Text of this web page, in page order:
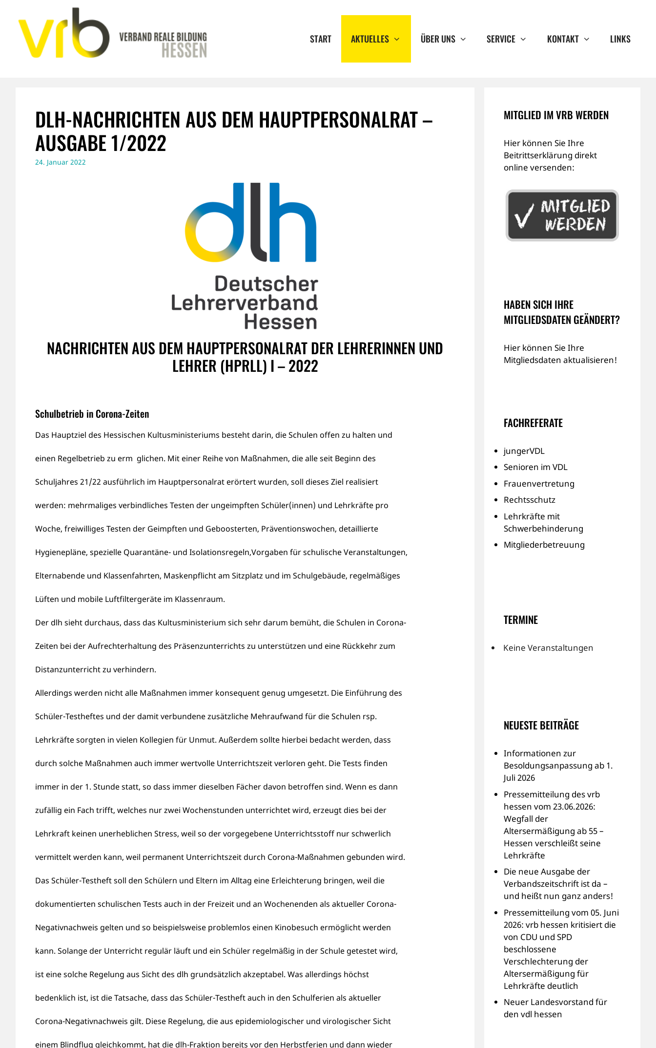
Inhalt
springen
START AKTUELLES ÜBER UNS SERVICE KONTAKT LINKS
DLH-NACHRICHTEN AUS DEM HAUPTPERSONALRAT –
AUSGABE 1/2022
24. Januar 2022
NACHRICHTEN AUS DEM HAUPTPERSONALRAT DER LEHRERINNEN UND
LEHRER (HPRLL) I – 2022
Schulbetrieb in Corona-Zeiten
Das Hauptziel des Hessischen Kultusministeriums besteht darin, die Schulen offen zu halten und
einen Regelbetrieb zu erm glichen. Mit einer Reihe von Maßnahmen, die alle seit Beginn des
Schuljahres 21/22 ausführlich im Hauptpersonalrat erörtert wurden, soll dieses Ziel realisiert
werden: mehrmaliges verbindliches Testen der ungeimpften Schüler(innen) und Lehrkräfte pro
Woche, freiwilliges Testen der Geimpften und Geboosterten, Präventionswochen, detaillierte
Hygienepläne, spezielle Quarantäne- und Isolationsregeln,Vorgaben für schulische Veranstaltungen,
Elternabende und Klassenfahrten, Maskenpflicht am Sitzplatz und im Schulgebäude, regelmäßiges
Lüften und mobile Luftfiltergeräte im Klassenraum.
Der dlh sieht durchaus, dass das Kultusministerium sich sehr darum bemüht, die Schulen in Corona-
Zeiten bei der Aufrechterhaltung des Präsenzunterrichts zu unterstützen und eine Rückkehr zum
Distanzunterricht zu verhindern.
Allerdings werden nicht alle Maßnahmen immer konsequent genug umgesetzt. Die Einführung des
Schüler-Testheftes und der damit verbundene zusätzliche Mehraufwand für die Schulen rsp.
Lehrkräfte sorgten in vielen Kollegien für Unmut. Außerdem sollte hierbei bedacht werden, dass
durch solche Maßnahmen auch immer wertvolle Unterrichtszeit verloren geht. Die Tests finden
immer in der 1. Stunde statt, so dass immer dieselben Fächer davon betroffen sind. Wenn es dann
zufällig ein Fach trifft, welches nur zwei Wochenstunden unterrichtet wird, erzeugt dies bei der
Lehrkraft keinen unerheblichen Stress, weil so der vorgegebene Unterrichtsstoff nur schwerlich
vermittelt werden kann, weil permanent Unterrichtszeit durch Corona-Maßnahmen gebunden wird.
Das Schüler-Testheft soll den Schülern und Eltern im Alltag eine Erleichterung bringen, weil die
dokumentierten schulischen Tests auch in der Freizeit und an Wochenenden als aktueller Corona-
Negativnachweis gelten und so beispielsweise problemlos einen Kinobesuch ermöglicht werden
kann. Solange der Unterricht regulär läuft und ein Schüler regelmäßig in der Schule getestet wird,
ist eine solche Regelung aus Sicht des dlh grundsätzlich akzeptabel. Was allerdings höchst
bedenklich ist, ist die Tatsache, dass das Schüler-Testheft auch in den Schulferien als aktueller
Corona-Negativnachweis gilt. Diese Regelung, die aus epidemiologischer und virologischer Sicht
einem Blindflug gleichkommt, hat die dlh-Fraktion bereits vor den Herbstferien und dann wieder
MITGLIED IM VRB WERDEN
Hier können Sie Ihre
Beitrittserklärung direkt
online versenden:
HABEN SICH IHRE
MITGLIEDSDATEN GEÄNDERT?
Hier können Sie Ihre
Mitgliedsdaten aktualisieren!
FACHREFERATE
jungerVDL
Senioren im VDL
Frauenvertretung
Rechtsschutz
Lehrkräfte mit
Schwerbehinderung
Mitgliederbetreuung
TERMINE
Keine Veranstaltungen
NEUESTE BEITRÄGE
Informationen zur
Besoldungsanpassung ab 1.
Juli 2026
Pressemitteilung des vrb
hessen vom 23.06.2026:
Wegfall der
Altersermäßigung ab 55 –
Hessen verschleißt seine
Lehrkräfte
Die neue Ausgabe der
Verbandszeitschrift ist da –
und heißt nun ganz anders!
Pressemitteilung vom 05. Juni
2026: vrb hessen kritisiert die
von CDU und SPD
beschlossene
Verschlechterung der
Altersermäßigung für
Lehrkräfte deutlich
Neuer Landesvorstand für
den vdl hessen